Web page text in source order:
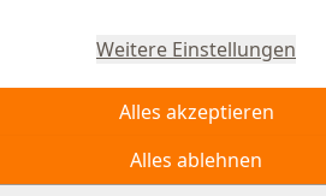
Weitere Einstellungen
Alles akzeptieren
Alles ablehnen